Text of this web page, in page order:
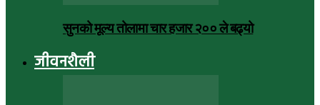
सुनको मूल्य तोलामा चार हजार २०० ले बढ्यो
जीवनशैली